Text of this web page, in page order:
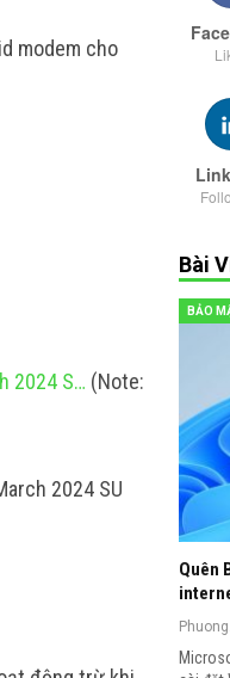
modem cho
2024 S… (Note:
2024 SU
Bài
BẢO
Quên